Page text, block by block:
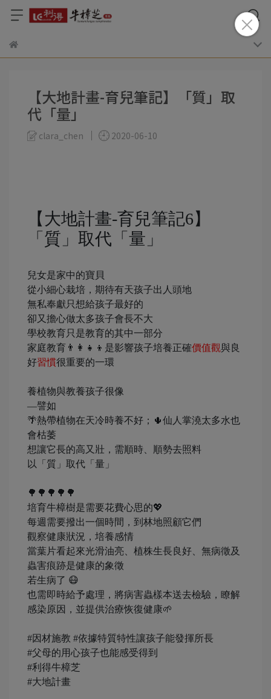
【大地計畫-育兒筆記】「質」取
代「量」
clara_chen 2020-06-10
【大地計畫-育兒筆記6】
「質」取代「量」
兒女是家中的寶貝
從小細心栽培，期待有天孩子出人頭地
無私奉獻只想給孩子最好的
卻又擔心做太多孩子會長不大
學校教育只是教育的其中一部分
家庭教育👨‍👩‍👧‍👦是影響孩子培養正確價值觀與良
好習慣很重要的一環
養植物與教養孩子很像
—譬如
🌴熱帶植物在天冷時養不好；🌵仙人掌澆太多水也
會枯萎
想讓它長的高又壯，需順時、順勢去照料
以「質」取代「量」
🌳🌳🌳🌳🌳
培育牛樟樹是需要花費心思的💖
每週需要撥出一個時間，到林地照顧它們
觀察健康狀況，培養感情
當葉片看起來光滑油亮、植株生長良好、無病徵及
蟲害痕跡是健康的象徵
若生病了 😷
也需即時給予處理，將病害蟲樣本送去檢驗，瞭解
感染原因，並提供治療恢復健康🌱
#因材施教 #依據特質特性讓孩子能發揮所長
#父母的用心孩子也能感受得到
#利得牛樟芝
#大地計畫